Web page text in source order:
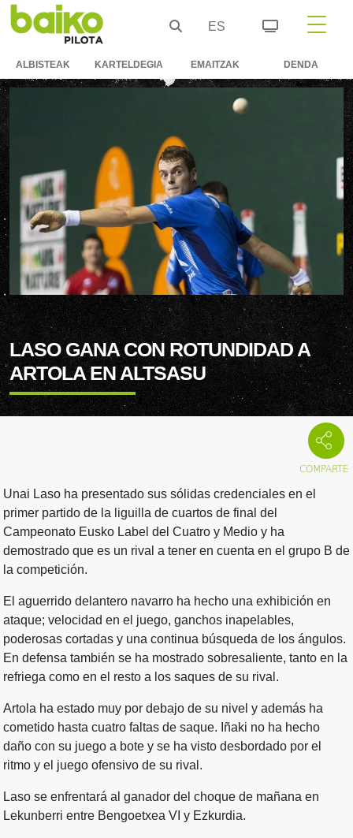
ES
ALBISTEAK KARTELDEGIA EMAITZAK DENDA
LASO GANA CON ROTUNDIDAD A
ARTOLA EN ALTSASU
Unai Laso ha presentado sus sólidas credenciales en el
primer partido de la liguilla de cuartos de final del
Campeonato Eusko Label del Cuatro y Medio y ha
demostrado que es un rival a tener en cuenta en el grupo B de
la competición.
El aguerrido delantero navarro ha hecho una exhibición en
ataque; velocidad en el juego, ganchos inapelables,
poderosas cortadas y una continua búsqueda de los ángulos.
En defensa también se ha mostrado sobresaliente, tanto en la
refriega como en el resto a los saques de su rival.
Artola ha estado muy por debajo de su nivel y además ha
cometido hasta cuatro faltas de saque. Iñaki no ha hecho
daño con su juego a bote y se ha visto desbordado por el
ritmo y el juego ofensivo de su rival.
Laso se enfrentará al ganador del choque de mañana en
Lekunberri entre Bengoetxea VI y Ezkurdia.